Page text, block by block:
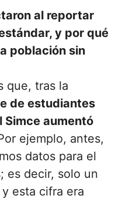
al reportar
y por qué
población sin
que, tras la
de estudiantes
Simce aumentó
ejemplo, antes,
datos para el
es decir, solo un
esta cifra era